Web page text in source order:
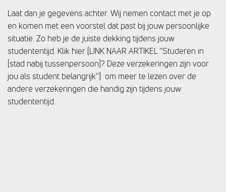
Laat dan je gegevens achter. Wij nemen contact met je op
en komen met een voorstel dat past bij jouw persoonlijke
situatie. Zo heb je de juiste dekking tijdens jouw
studententijd. Klik hier [LINK NAAR ARTIKEL ‘’Studeren in
[stad nabij tussenpersoon]? Deze verzekeringen zijn voor
jou als student belangrijk’’] om meer te lezen over de
andere verzekeringen die handig zijn tijdens jouw
studententijd.